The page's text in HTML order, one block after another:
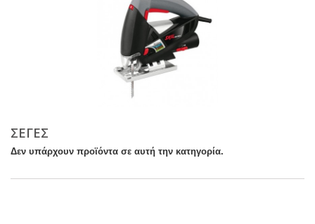
ΣΕΓΕΣ
Δεν υπάρχουν προϊόντα σε αυτή την κατηγορία.